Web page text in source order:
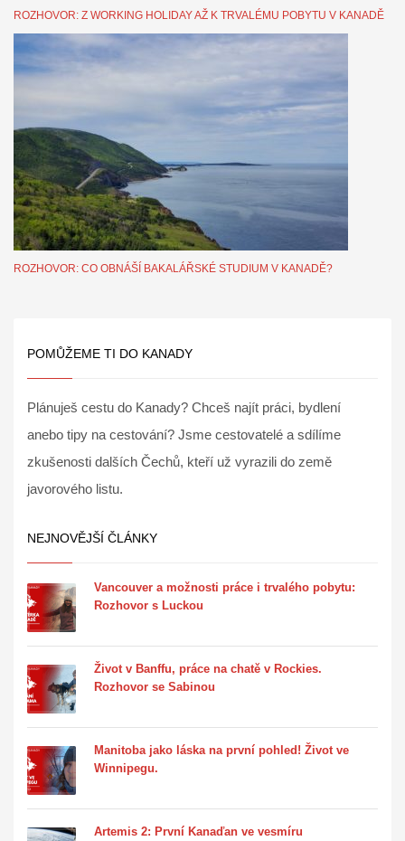
ROZHOVOR: Z WORKING HOLIDAY AŽ K TRVALÉMU POBYTU V KANADĚ
ROZHOVOR: CO OBNÁŠÍ BAKALÁŘSKÉ STUDIUM V KANADĚ?
POMŮŽEME TI DO KANADY
Plánuješ cestu do Kanady? Chceš najít práci, bydlení
anebo tipy na cestování? Jsme cestovatelé a sdílíme
zkušenosti dalších Čechů, kteří už vyrazili do země
javorového listu.
NEJNOVĚJŠÍ ČLÁNKY
Vancouver a možnosti práce i trvalého pobytu:
Rozhovor s Luckou
Život v Banffu, práce na chatě v Rockies.
Rozhovor se Sabinou
Manitoba jako láska na první pohled! Život ve
Winnipegu.
Artemis 2: První Kanaďan ve vesmíru